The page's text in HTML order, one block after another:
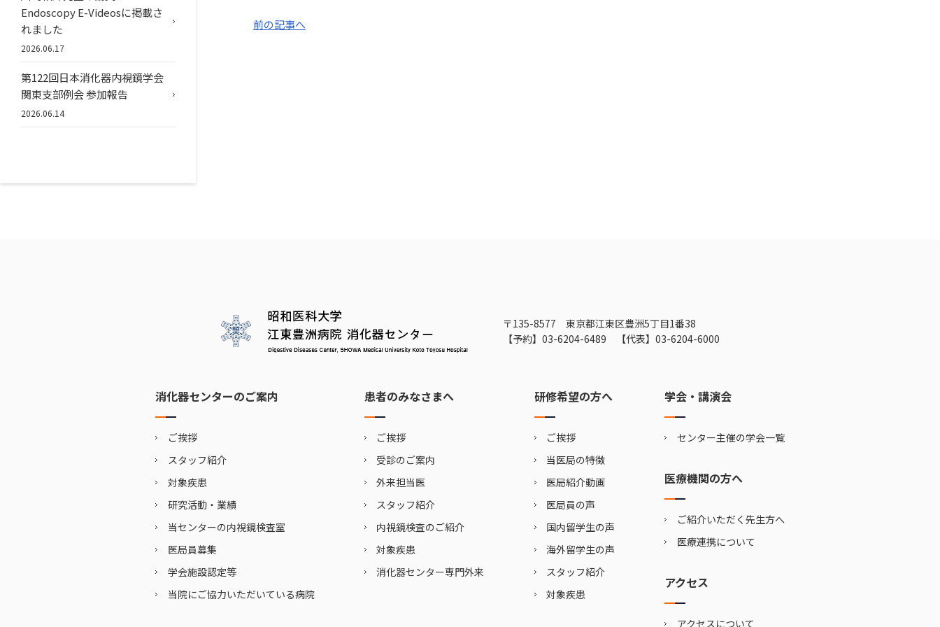
前の記事へ
Endoscopy E-Videosに掲載さ
れました
2026.06.17
第122回日本消化器内視鏡学会
関東支部例会 参加報告
2026.06.14
〒135-8577 東京都江東区豊洲5丁目1番38
【予約】 03-6204-6489 【代表】 03-6204-6000
消化器センターのご案内
ご挨拶
スタッフ紹介
対象疾患
研究活動・業績
当センターの内視鏡検査室
医局員募集
学会施設認定等
当院にご協力いただいている病院
患者のみなさまへ
ご挨拶
受診のご案内
外来担当医
スタッフ紹介
内視鏡検査のご紹介
対象疾患
消化器センター専門外来
研修希望の方へ
ご挨拶
当医局の特徴
医局紹介動画
医局員の声
国内留学生の声
海外留学生の声
スタッフ紹介
対象疾患
学会・講演会
センター主催の学会一覧
医療機関の方へ
ご紹介いただく先生方へ
医療連携について
アクセス
アクセスについて